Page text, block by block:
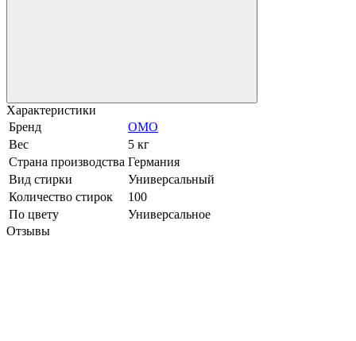
Характеристики
Бренд
OMO
Вес
5 кг
Страна производства Германия
Вид стирки
Универсальный
Количество стирок
100
По цвету
Универсальное
Отзывы